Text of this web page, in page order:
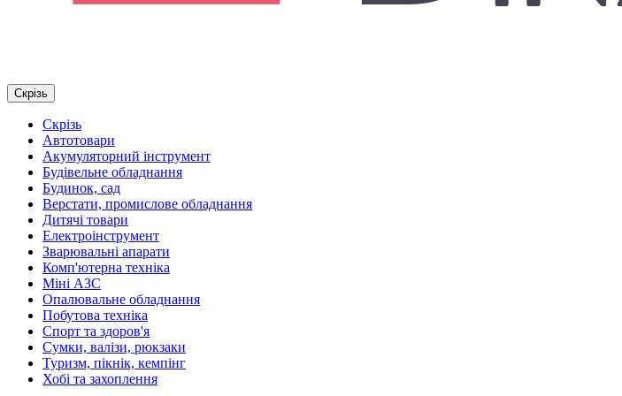
Скрізь
Скрізь
Автотовари
Акумуляторний інструмент
Будівельне обладнання
Будинок, сад
Верстати, промислове обладнання
Дитячі товари
Електроінструмент
Зварювальні апарати
Комп'ютерна техніка
Міні АЗС
Опалювальне обладнання
Побутова техніка
Спорт та здоров'я
Сумки, валізи, рюкзаки
Туризм, пікнік, кемпінг
Хобі та захоплення